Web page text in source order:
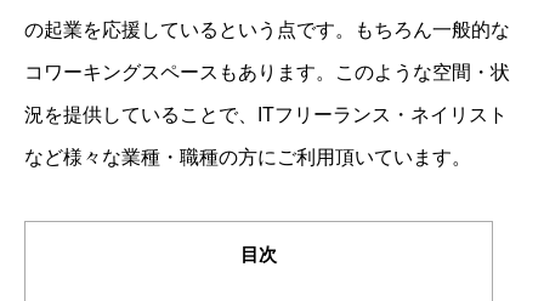
の起業を応援しているという点です。もちろん一般的な
コワーキングスペースもあります。このような空間・状
況を提供していることで、ITフリーランス・ネイリスト
など様々な業種・職種の方にご利用頂いています。
目次